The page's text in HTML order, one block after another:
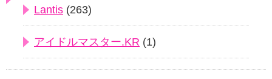
Lantis (263)
アイドルマスター.KR (1)